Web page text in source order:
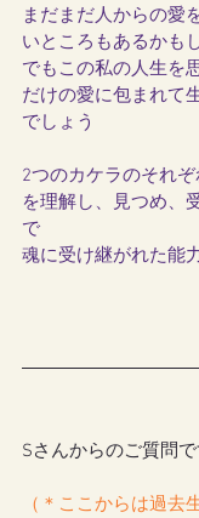
まだまだ人からの愛
いところもあるかも
でもこの私の人生を
だけの愛に包まれて
でしょう
2つのカケラのそれ
を理解し、見つめ、
で
魂に受け継がれた能
Sさんからのご質問で
（＊ここからは過去